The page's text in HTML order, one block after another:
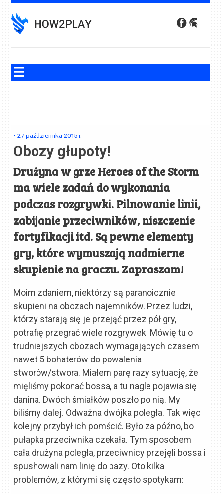
to
content
•27 października 2015 r.
Obozy głupoty!
Drużyna w grze Heroes of the Storm
ma wiele zadań do wykonania
podczas rozgrywki. Pilnowanie linii,
zabijanie przeciwników, niszczenie
fortyfikacji itd. Są pewne elementy
gry, które wymuszają nadmierne
skupienie na graczu. Zapraszam!
Moim zdaniem, niektórzy są paranoicznie
skupieni na obozach najemników. Przez ludzi,
którzy starają się je przejąć przez pół gry,
potrafię przegrać wiele rozgrywek. Mówię tu o
trudniejszych obozach wymagających czasem
nawet 5 bohaterów do powalenia
stworów/stwora. Miałem parę razy sytuację, że
mięliśmy pokonać bossa, a tu nagle pojawia się
danina. Dwóch śmiałków poszło po nią. My
biliśmy dalej. Odważna dwójka poległa. Tak więc
kolejny przybył ich pomścić. Było za późno, bo
pułapka przeciwnika czekała. Tym sposobem
cała drużyna poległa, przeciwnicy przejęli bossa i
spushowali nam linię do bazy. Oto kilka
problemów, z którymi się często spotykam: